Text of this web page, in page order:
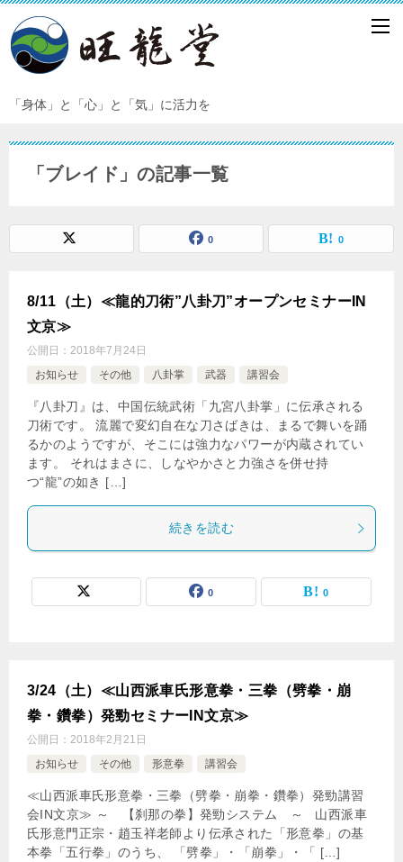
「身体」と「心」と「気」に活力を
「ブレイド」の記事一覧
0 0
8/11（土）≪龍的刀術”八卦刀”オープンセミナーIN
文京≫
公開日： 2018年7月24日
お知らせ
その他 八卦掌 武器 講習会
『八卦刀』は、中国伝統武術「九宮八卦掌」に伝承される
刀術です。 流麗で変幻自在な刀さばきは、まるで舞いを踊
るかのようですが、そこには強力なパワーが内蔵されてい
ます。 それはまさに、しなやかさと力強さを併せ持
つ“龍”の如き […]
続きを読む
0 0
3/24（土）≪山西派車氏形意拳・三拳（劈拳・崩
拳・鑽拳）発勁セミナーIN文京≫
公開日： 2018年2月21日
お知らせ
その他 形意拳 講習会
≪山西派車氏形意拳・三拳（劈拳・崩拳・鑽拳）発勁講習
会IN文京≫ ～ 【刹那の拳】発勁システム ～ 山西派車
氏形意門正宗・趙玉祥老師より伝承された「形意拳」の基
本拳「五行拳」のうち、 「劈拳」・「崩拳」・「 […]